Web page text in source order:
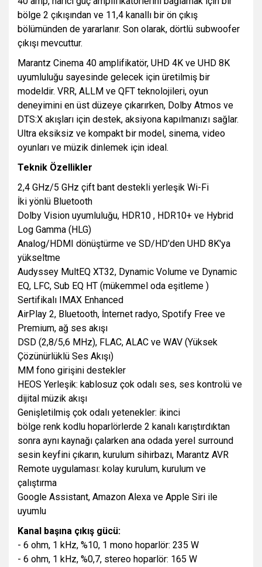
bölge 2 çıkışından ve 11,4 kanallı bir ön çıkış
bölümünden de yararlanır. Son olarak, dörtlü subwoofer
çıkışı mevcuttur.
Marantz Cinema 40 amplifikatör, UHD 4K ve UHD 8K
uyumluluğu sayesinde gelecek için üretilmiş bir
modeldir. VRR, ALLM ve QFT teknolojileri, oyun
deneyimini en üst düzeye çıkarırken, Dolby Atmos ve
DTS:X akışları için destek, aksiyona kapılmanızı sağlar.
Ultra eksiksiz ve kompakt bir model, sinema, video
oyunları ve müzik dinlemek için ideal.
Teknik Özellikler
2,4 GHz/5 GHz çift bant destekli yerleşik Wi-Fi
İki yönlü Bluetooth
Dolby Vision uyumluluğu, HDR10 , HDR10+ ve Hybrid
Log Gamma (HLG)
Analog/HDMI dönüştürme ve SD/HD'den UHD 8K'ya
yükseltme
Audyssey MultEQ XT32, Dynamic Volume ve Dynamic
EQ, LFC, Sub EQ HT (mükemmel oda eşitleme )
Sertifikalı IMAX Enhanced
AirPlay 2, Bluetooth, İnternet radyo, Spotify Free ve
Premium, ağ ses akışı
DSD (2,8/5,6 MHz), FLAC, ALAC ve WAV (Yüksek
Çözünürlüklü Ses Akışı)
MM fono girişini destekler
HEOS Yerleşik: kablosuz çok odalı ses, ses kontrolü ve
dijital müzik akışı
Genişletilmiş çok odalı yetenekler: ikinci
bölge renk kodlu hoparlörlerde 2 kanalı karıştırdıktan
sonra aynı kaynağı çalarken ana odada yerel surround
sesin keyfini çıkarın, kurulum sihirbazı, Marantz AVR
Remote uygulaması: kolay kurulum, kurulum ve
çalıştırma
Google Assistant, Amazon Alexa ve Apple Siri ile
uyumlu
Kanal başına çıkış gücü:
- 6 ohm, 1 kHz, %10, 1 mono hoparlör: 235 W
- 6 ohm, 1 kHz, %0,7, stereo hoparlör: 165 W